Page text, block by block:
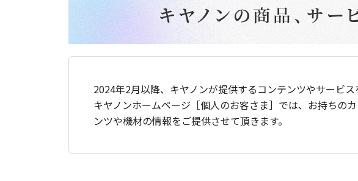
2024年2月以降、キヤノンが提供するコンテンツやサービ
キヤノンホームページ［個人のお客さま］では、お持ちの
ンツや機材の情報をご提供させて頂きます。